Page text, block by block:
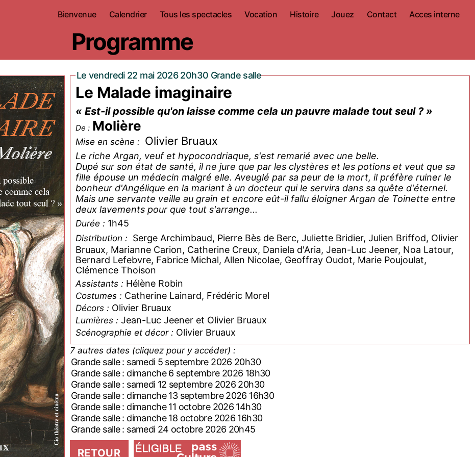
Bienvenue Calendrier Tous les spectacles Vocation Histoire Jouez Contact Acces interne
Programme
Le vendredi 22 mai 2026 20h30 Grande salle
Le Malade imaginaire
« Est-il possible qu'on laisse comme cela un pauvre malade tout seul ? »
De : Molière
Mise en scène : Olivier Bruaux
Le riche Argan, veuf et hypocondriaque, s'est remarié avec une belle.
Dupé sur son état de santé, il ne jure que par les clystères et les potions et veut que sa
fille épouse un médecin malgré elle. Aveuglé par sa peur de la mort, il préfère ruiner le
bonheur d'Angélique en la mariant à un docteur qui le servira dans sa quête d'éternel.
Mais une servante veille au grain et encore eût-il fallu éloigner Argan de Toinette entre
deux lavements pour que tout s'arrange...
Durée : 1h45
Distribution : Serge Archimbaud, Pierre Bès de Berc, Juliette Bridier, Julien Briffod, Olivier
Bruaux, Marianne Carion, Catherine Creux, Daniela d'Aria, Jean-Luc Jeener, Noa Latour,
Bernard Lefebvre, Fabrice Michal, Allen Nicolae, Geoffray Oudot, Marie Poujoulat,
Clémence Thoison
Assistants : Hélène Robin
Costumes : Catherine Lainard, Frédéric Morel
Décors : Olivier Bruaux
Lumières : Jean-Luc Jeener et Olivier Bruaux
Scénographie et décor : Olivier Bruaux
7 autres dates (cliquez pour y accéder) :
Grande salle : samedi 5 septembre 2026 20h30
Grande salle : dimanche 6 septembre 2026 18h30
Grande salle : samedi 12 septembre 2026 20h30
Grande salle : dimanche 13 septembre 2026 16h30
Grande salle : dimanche 11 octobre 2026 14h30
Grande salle : dimanche 18 octobre 2026 16h30
Grande salle : samedi 24 octobre 2026 20h45